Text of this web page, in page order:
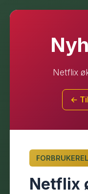
Netflix
←
Netflix